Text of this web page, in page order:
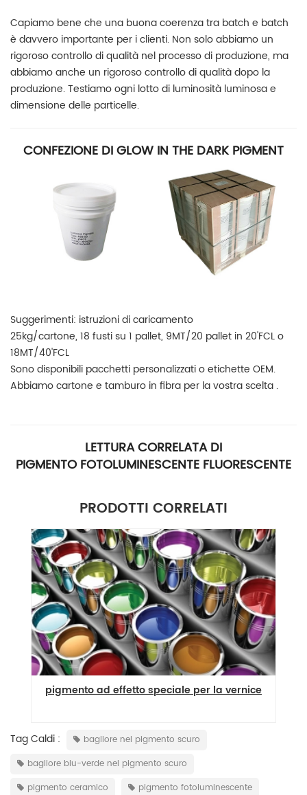
Capiamo bene che una buona coerenza tra batch e batch
è davvero importante per i clienti. Non solo abbiamo un
rigoroso controllo di qualità nel processo di produzione, ma
abbiamo anche un rigoroso controllo di qualità dopo la
produzione. Testiamo ogni lotto di luminosità luminosa e
dimensione delle particelle.
CONFEZIONE DI GLOW IN THE DARK PIGMENT
Suggerimenti: istruzioni di caricamento
25kg/cartone, 18 fusti su 1 pallet, 9MT/20 pallet in 20'FCL o
18MT/40'FCL
Sono disponibili pacchetti personalizzati o etichette OEM.
Abbiamo cartone e tamburo in fibra per la vostra scelta .
LETTURA CORRELATA DI
PIGMENTO FOTOLUMINESCENTE FLUORESCENTE
PRODOTTI CORRELATI
pigmento ad effetto speciale per la vernice
Tag Caldi :
bagliore nel pigmento scuro
bagliore blu-verde nel pigmento scuro
pigmento ceramico
pigmento fotoluminescente